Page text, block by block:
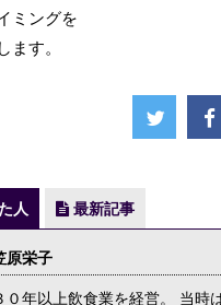
ミングを
ます。
人 最新記事
原栄子
０年以上飲食業を経営。 当時